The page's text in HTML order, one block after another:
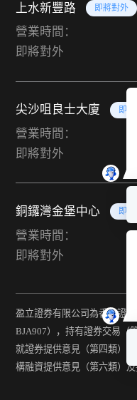
上水新豐路 即將對外
營業時間：
即將對外
尖沙咀良士大廈 即
營業時間：
即將對外
銅鑼灣金堡中心 即
營業時間：
即將對外
盈立證券有限公司為香港證監
BJA907），持有證券交易（
就證券提供意見（第四類）
構融資提供意見（第六類）